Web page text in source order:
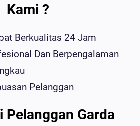
Kami ?
Berkualitas 24 Jam
Dan Berpengalaman
Pelanggan
Pelanggan Garda